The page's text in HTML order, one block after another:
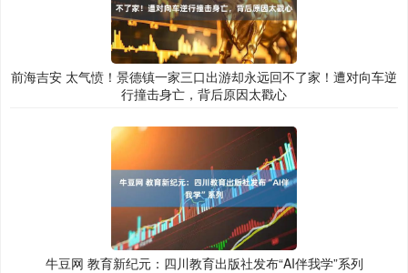
前海吉安 太气愤！景德镇一家三口出游却永远回不了家！遭对向车逆
行撞击身亡，背后原因太戳心
牛豆网 教育新纪元：四川教育出版社发布“AI伴我学”系列